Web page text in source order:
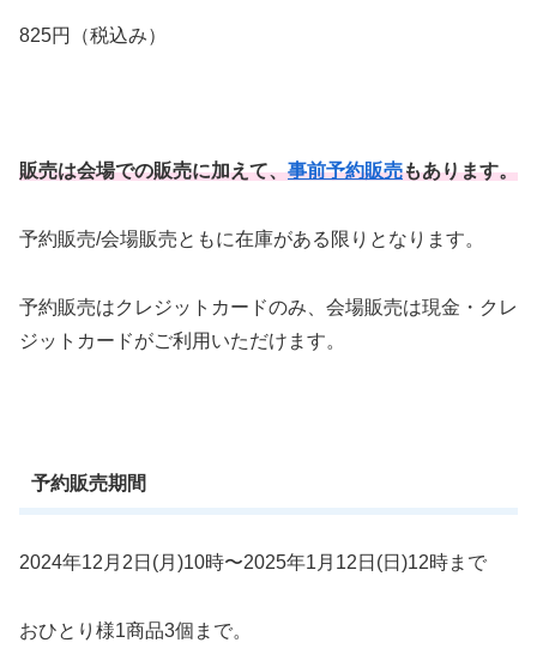
825円（税込み）
販売は会場での販売に加えて、事前予約販売もあります。
予約販売/会場販売ともに在庫がある限りとなります。
予約販売はクレジットカードのみ、会場販売は現金・クレ
ジットカードがご利用いただけます。
予約販売期間
2024年12月2日(月)10時〜2025年1月12日(日)12時まで
おひとり様1商品3個まで。